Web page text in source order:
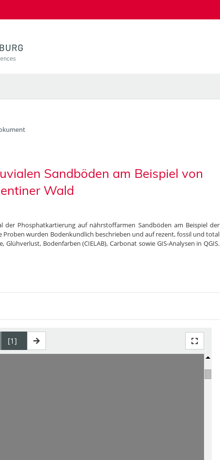
Sandböden am Beispiel von
Wald
der Phosphatkartierung auf nährstoffarmen Sandböden am Beispiel der
Proben wurden Bodenkundlich beschrieben und auf rezent, fossil und total
Bodenfarben (CIELAB), Carbonat sowie GIS-Analysen in QGIS.